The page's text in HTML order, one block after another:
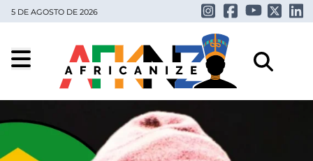
5 DE AGOSTO DE 2026